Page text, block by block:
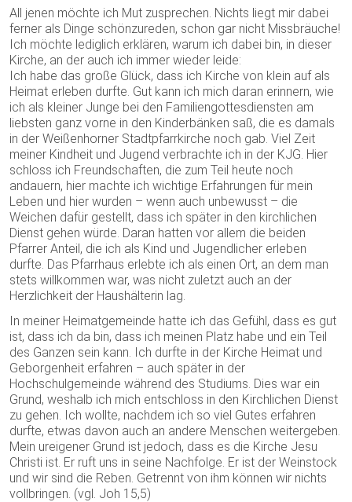
All jenen möchte ich Mut zusprechen. Nichts liegt mir dabei
ferner als Dinge schönzureden, schon gar nicht Missbräuche!
Ich möchte lediglich erklären, warum ich dabei bin, in dieser
Kirche, an der auch ich immer wieder leide:
Ich habe das große Glück, dass ich Kirche von klein auf als
Heimat erleben durfte. Gut kann ich mich daran erinnern, wie
ich als kleiner Junge bei den Familiengottesdiensten am
liebsten ganz vorne in den Kinderbänken saß, die es damals
in der Weißenhorner Stadtpfarrkirche noch gab. Viel Zeit
meiner Kindheit und Jugend verbrachte ich in der KJG. Hier
schloss ich Freundschaften, die zum Teil heute noch
andauern, hier machte ich wichtige Erfahrungen für mein
Leben und hier wurden – wenn auch unbewusst – die
Weichen dafür gestellt, dass ich später in den kirchlichen
Dienst gehen würde. Daran hatten vor allem die beiden
Pfarrer Anteil, die ich als Kind und Jugendlicher erleben
durfte. Das Pfarrhaus erlebte ich als einen Ort, an dem man
stets willkommen war, was nicht zuletzt auch an der
Herzlichkeit der Haushälterin lag.
In meiner Heimatgemeinde hatte ich das Gefühl, dass es gut
ist, dass ich da bin, dass ich meinen Platz habe und ein Teil
des Ganzen sein kann. Ich durfte in der Kirche Heimat und
Geborgenheit erfahren – auch später in der
Hochschulgemeinde während des Studiums. Dies war ein
Grund, weshalb ich mich entschloss in den Kirchlichen Dienst
zu gehen. Ich wollte, nachdem ich so viel Gutes erfahren
durfte, etwas davon auch an andere Menschen weitergeben.
Mein ureigener Grund ist jedoch, dass es die Kirche Jesu
Christi ist. Er ruft uns in seine Nachfolge. Er ist der Weinstock
und wir sind die Reben. Getrennt von ihm können wir nichts
vollbringen. (vgl. Joh 15,5)